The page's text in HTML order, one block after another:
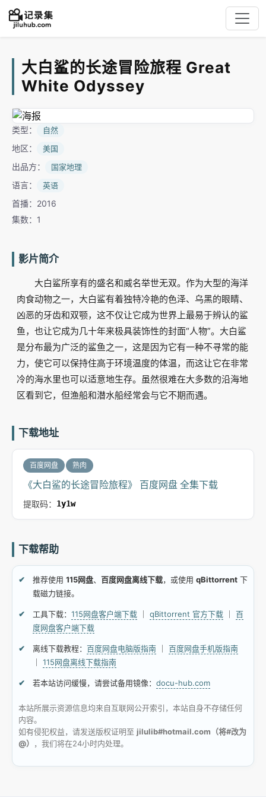
大白鲨的长途冒险旅程 Great
White Odyssey
类型： 自然
地区： 美国
出品方： 国家地理
语言： 英语
首播：2016
集数：1
影片简介
大白鲨所享有的盛名和威名举世无双。作为大型的海洋
肉食动物之一，大白鲨有着独特冷艳的色泽、乌黑的眼睛、
凶恶的牙齿和双颚，这不仅让它成为世界上最易于辨认的鲨
鱼，也让它成为几十年来极具装饰性的封面“人物”。大白鲨
是分布最为广泛的鲨鱼之一，这是因为它有一种不寻常的能
力，使它可以保持住高于环境温度的体温，而这让它在非常
冷的海水里也可以适意地生存。虽然很难在大多数的沿海地
区看到它，但渔船和潜水船经常会与它不期而遇。
下载地址
百度网盘 熟肉
《大白鲨的长途冒险旅程》 百度网盘 全集下载
提取码： 1y1w
下载帮助
推荐使用 115网盘、 百度网盘离线下载，或使用 qBittorrent 下
载磁力链接。
工具下载： 115网盘客户端下载 qBittorrent 官方下载
百
度网盘客户端下载
离线下载教程： 百度网盘电脑版指南
百度网盘手机版指南
115网盘离线下载指南
若本站访问缓慢，请尝试备用镜像： docu-hub.com
本站所展示资源信息均来自互联网公开索引，本站自身不存储任何
内容。
如有侵犯权益，请发送版权证明至 jilulib#hotmail.com（将#改为
@）
，我们将在24小时内处理。